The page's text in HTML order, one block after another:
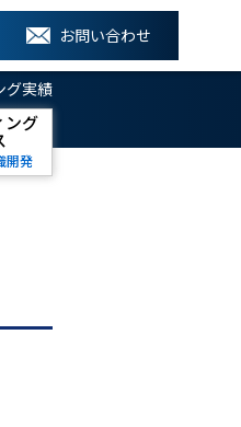
お問い合わせ
グ実績
ング
開発